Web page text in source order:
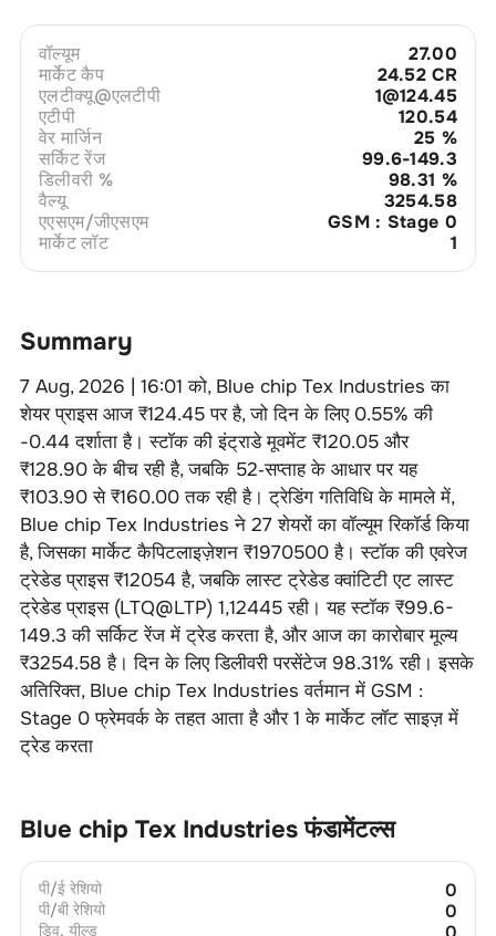
वॉल्यूम
27.00
मार्केट कैप
24.52 CR
एलटीक्यू@एलटीपी
1@124.45
एटीपी
120.54
वेर मार्जिन
25 %
सर्किट रेंज
99.6-149.3
डिलीवरी %
98.31 %
वैल्यू
3254.58
एएसएम/जीएसएम
GSM : Stage 0
मार्केट लॉट
1
Summary
7 Aug, 2026 | 16:01 को, Blue chip Tex Industries का
शेयर प्राइस आज ₹124.45पर है, जो दिन के लिए 0.55% की
-0.44 दर्शाता है। स्टॉक की इंट्राडे मूवमेंट ₹120.05 और
₹128.90 के बीच रही है, जबकि 52‑सप्ताह के आधार पर यह
₹103.90 से ₹160.00 तक रही है। ट्रेडिंग गतिविधि के मामले में,
Blue chip Tex Industries ने 27शेयरों का वॉल्यूम रिकॉर्ड किया
है, जिसका मार्केट कैपिटलाइज़ेशन ₹1970500है। स्टॉक की एवरेज
ट्रेडेड प्राइस ₹12054 है, जबकि लास्ट ट्रेडेड क्वांटिटी एट लास्ट
ट्रेडेड प्राइस (LTQ@LTP) 1,12445रही। यह स्टॉक ₹99.6-
149.3की सर्किट रेंज में ट्रेड करता है, और आज का कारोबार मूल्य
₹3254.58 है। दिन के लिए डिलीवरी परसेंटेज 98.31% रही। इसके
अतिरिक्त, Blue chip Tex Industries वर्तमान में GSM :
Stage 0फ्रेमवर्क के तहत आता है और1 के मार्केट लॉट साइज़ में
ट्रेड करता
Blue chip Tex Industries फंडामेंटल्स
पी/ई रेशियो 0
पी/बी रेशियो 0
डिव. यील्ड